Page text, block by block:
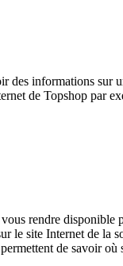
des informations sur
de Topshop par
rendre disponible
le site Internet de la
de savoir où